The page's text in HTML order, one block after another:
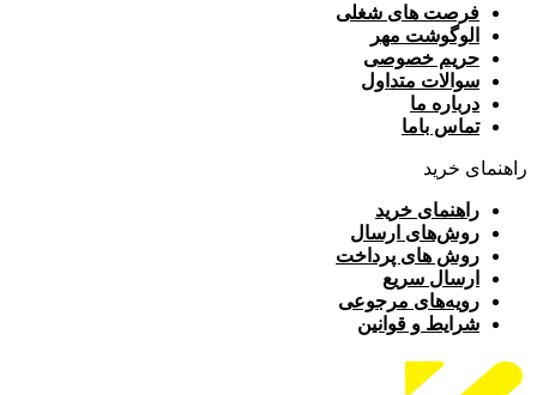
فرصت های شغلی
الوگوشت مهر
حریم خصوصی
سوالات متداول
درباره ما
تماس باما
راهنمای خرید
راهنمای خرید
روش‌های ارسال
روش های پرداخت
ارسال سریع
رویه‌های مرجوعی
شرایط و قوانین